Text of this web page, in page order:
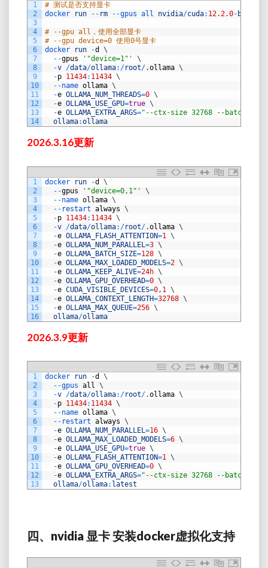
1
2
3
4
5
6
7
8
9
10
11
12
13
14
# 测试是否支持显卡
docker
run -- rm --gpus all nvidia/cuda: 12.2.0- base
# --gpu all，使用全部显卡
# --gpu device=0 使用0号显卡
docker
run -d
\
--gpus '"device=1"'
\
-v /data/ollama: /root/.ollama \
-p 11434: 11434 \
--name ollama \
-e OLLAMA_NUM_THREADS=0 \
-e OLLAMA_USE_GPU=true \
-e OLLAMA_EXTRA_ARGS="--ctx-size 32768 --batch-
ollama:ollama
2026.3.16更新
1
2
3
4
5
6
7
8
9
10
11
12
13
14
15
16
docker run -d
\
--gpus '"device=0,1"'
\
--name ollama \
-- restart always \
-p 11434: 11434 \
-v /data/ollama: /root/.ollama \
-e OLLAMA_FLASH_ATTENTION=1
\
-e OLLAMA_NUM_PARALLEL =3 \
-e OLLAMA_BATCH_SIZE=128 \
-e OLLAMA_MAX_LOADED_MODELS=2 \
-e OLLAMA_KEEP_ALIVE=24h \
-e OLLAMA_GPU_OVERHEAD=0 \
-e CUDA_VISIBLE_DEVICES=0 , 1
\
-e OLLAMA_CONTEXT_LENGTH=32768 \
-e OLLAMA_MAX_QUEUE=256 \
ollama/ollama
2026.3.9更新
1
2
3
4
5
6
7
8
9
10
11
12
13
docker run -d
\
--gpus all \
-v /data/ollama: /root/.ollama \
-p 11434: 11434 \
--name ollama \
-- restart always \
-e OLLAMA_NUM_PARALLEL=16 \
-e OLLAMA_MAX_LOADED_MODELS=6 \
-e OLLAMA_USE_GPU=true \
-e OLLAMA_FLASH_ATTENTION=1 \
-e OLLAMA_GPU_OVERHEAD=0 \
-e OLLAMA_EXTRA_ARGS="--ctx-size 32768 --batch-size
ollama/ollama: latest
四、nvidia 显卡 安装docker虚拟化支持